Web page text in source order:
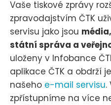
Vaše tiskové zprávy
zpravodajstvím ČTK
servisu jako jsou
státní správa a
uloženy v Infobance
aplikace ČTK a obdrží
našeho e-mail servisu.
zpřístupníme na více